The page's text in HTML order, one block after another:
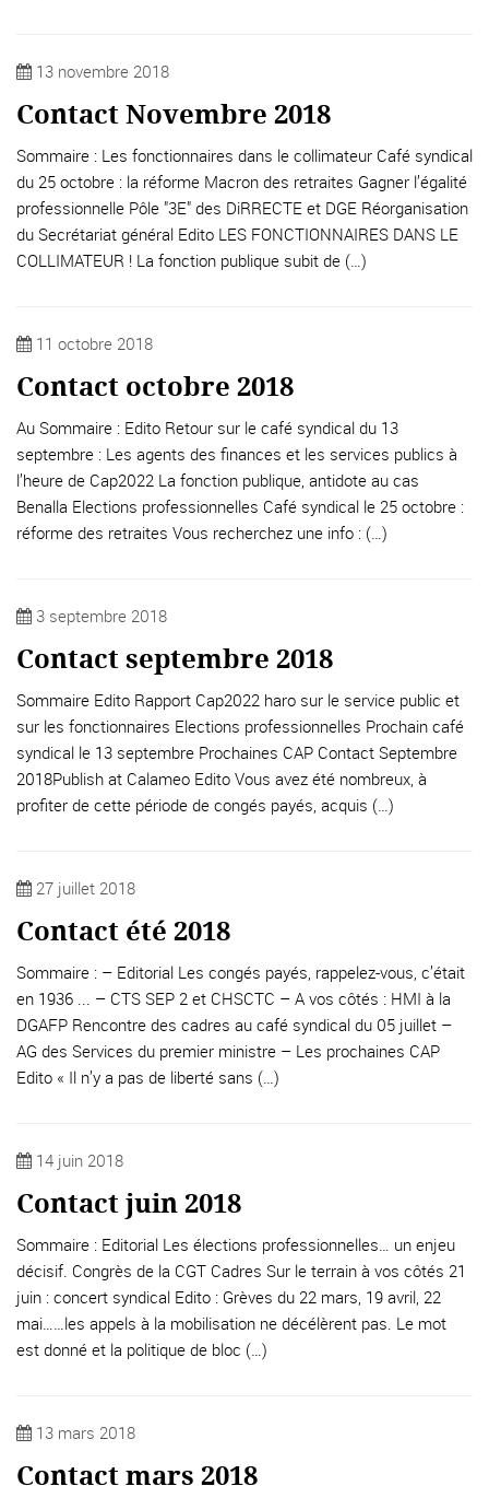
13 novembre 2018
Contact Novembre 2018
Sommaire : Les fonctionnaires dans le collimateur Café syndical
du 25 octobre : la réforme Macron des retraites Gagner l’égalité
professionnelle Pôle "3E" des DiRRECTE et DGE Réorganisation
du Secrétariat général Edito LES FONCTIONNAIRES DANS LE
COLLIMATEUR ! La fonction publique subit de (…)
11 octobre 2018
Contact octobre 2018
Au Sommaire : Edito Retour sur le café syndical du 13
septembre : Les agents des finances et les services publics à
l’heure de Cap2022 La fonction publique, antidote au cas
Benalla Elections professionnelles Café syndical le 25 octobre :
réforme des retraites Vous recherchez une info : (…)
3 septembre 2018
Contact septembre 2018
Sommaire Edito Rapport Cap2022 haro sur le service public et
sur les fonctionnaires Elections professionnelles Prochain café
syndical le 13 septembre Prochaines CAP Contact Septembre
2018Publish at Calameo Edito Vous avez été nombreux, à
profiter de cette période de congés payés, acquis (…)
27 juillet 2018
Contact été 2018
Sommaire : – Editorial Les congés payés, rappelez-vous, c’était
en 1936 ... – CTS SEP 2 et CHSCTC – A vos côtés : HMI à la
DGAFP Rencontre des cadres au café syndical du 05 juillet –
AG des Services du premier ministre – Les prochaines CAP
Edito « Il n’y a pas de liberté sans (…)
14 juin 2018
Contact juin 2018
Sommaire : Editorial Les élections professionnelles… un enjeu
décisif. Congrès de la CGT Cadres Sur le terrain à vos côtés 21
juin : concert syndical Edito : Grèves du 22 mars, 19 avril, 22
mai……les appels à la mobilisation ne décélèrent pas. Le mot
est donné et la politique de bloc (…)
13 mars 2018
Contact mars 2018